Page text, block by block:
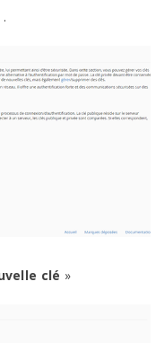
.
clé »